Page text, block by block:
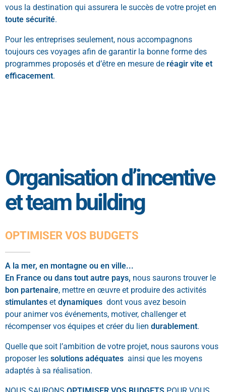
vous la destination qui assurera le succès de votre projet en
toute sécurité.
Pour les entreprises seulement, nous accompagnons
toujours ces voyages afin de garantir la bonne forme des
programmes proposés et d’être en mesure de réagir vite et
efficacement.
Organisation d’incentive
et team building
OPTIMISER VOS BUDGETS
A la mer, en montagne ou en ville...
En France ou dans tout autre pays, nous saurons trouver le
bon partenaire, mettre en œuvre et produire des activités
stimulantes et dynamiques dont vous avez besoin
pour animer vos événements, motiver, challenger et
récompenser vos équipes et créer du lien durablement.
Quelle que soit l’ambition de votre projet, nous saurons vous
proposer les solutions adéquates ainsi que les moyens
adaptés à sa réalisation.